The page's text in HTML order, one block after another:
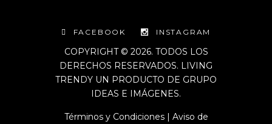
FACEBOOK INSTAGRAM
COPYRIGHT © 2026. TODOS LOS
DERECHOS RESERVADOS. LIVING
TRENDY UN PRODUCTO DE GRUPO
IDEAS E IMÁGENES.
Términos y Condiciones| Aviso de